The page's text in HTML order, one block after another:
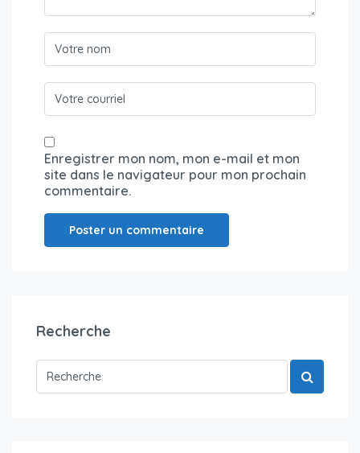
Enregistrer mon nom, mon e-mail et mon
site dans le navigateur pour mon prochain
commentaire.
Recherche